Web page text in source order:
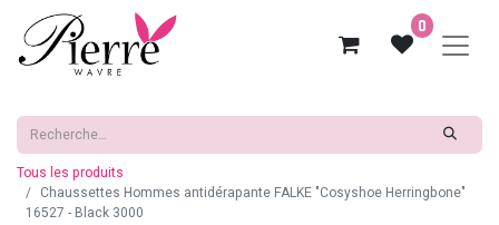
0
Tous les produits
Chaussettes Hommes antidérapante FALKE "Cosyshoe Herringbone"
16527 - Black 3000